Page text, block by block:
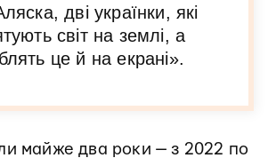
дві українки, які
світ на землі, а
це й на екрані».
майже два роки — з 2022 по